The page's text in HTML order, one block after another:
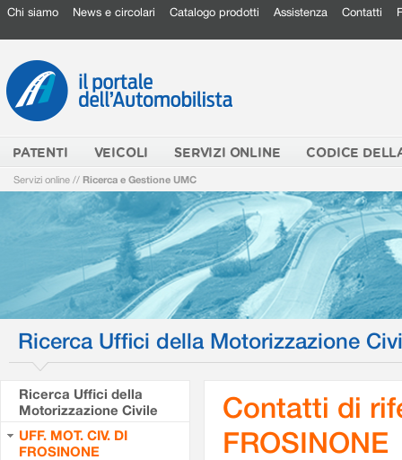
Chi siamo News e circolari Catalogo prodotti Assistenza Contatti
PATENTI VEICOLI SERVIZI ONLINE CODICE
Servizi online // Ricerca e Gestione UMC
Ricerca Uffici della Motorizzazione
Ricerca Uffici della
Motorizzazione Civile
UFF. MOT. CIV. DI
FROSINONE
Contatti di
FROSINONE